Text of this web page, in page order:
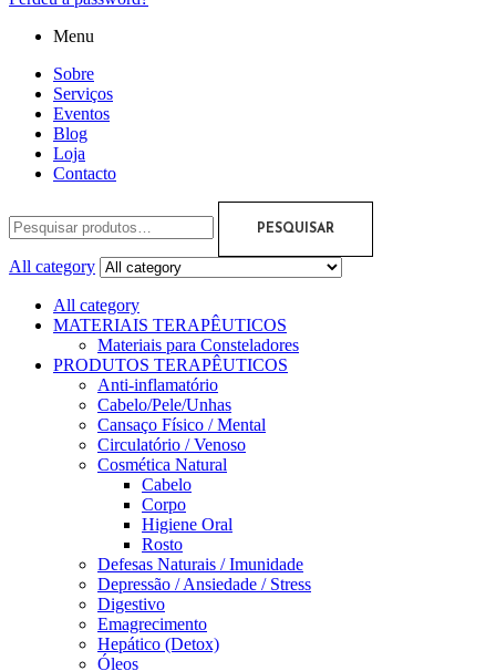
Menu
Sobre
Serviços
Eventos
Blog
Loja
Contacto
PESQUISAR
All category
All category
MATERIAIS TERAPÊUTICOS
Materiais para Consteladores
PRODUTOS TERAPÊUTICOS
Anti-inflamatório
Cabelo/Pele/Unhas
Cansaço Físico / Mental
Circulatório / Venoso
Cosmética Natural
Cabelo
Corpo
Higiene Oral
Rosto
Defesas Naturais / Imunidade
Depressão / Ansiedade / Stress
Digestivo
Emagrecimento
Hepático (Detox)
Óleos